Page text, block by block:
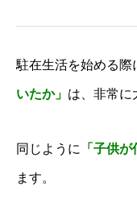
駐在生活を始める際
いたか」 は、非常に
同じように 「子供
ます。